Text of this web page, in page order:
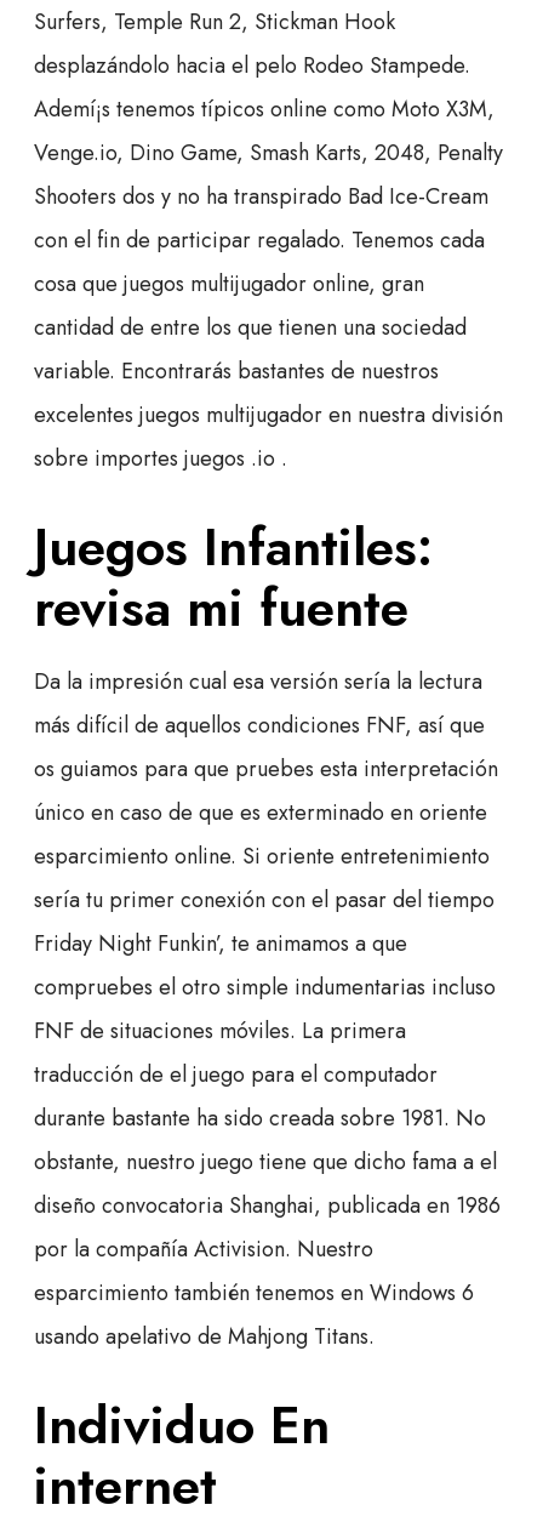
Surfers, Temple Run 2, Stickman Hook
desplazándolo hacia el pelo Rodeo Stampede.
Ademí¡s tenemos típicos online como Moto X3M,
Venge.io, Dino Game, Smash Karts, 2048, Penalty
Shooters dos y no ha transpirado Bad Ice-Cream
con el fin de participar regalado. Tenemos cada
cosa que juegos multijugador online, gran
cantidad de entre los que tienen una sociedad
variable. Encontrarás bastantes de nuestros
excelentes juegos multijugador en nuestra división
sobre importes juegos .io .
Juegos Infantiles:
revisa mi fuente
Da la impresión cual esa versión serí­a la lectura
más difícil de aquellos condiciones FNF, así que
os guiamos para que pruebes esta interpretación
único en caso de que es exterminado en oriente
esparcimiento online. Si oriente entretenimiento
serí­a tu primer conexión con el pasar del tiempo
Friday Night Funkin’, te animamos a que
compruebes el otro simple indumentarias incluso
FNF de situaciones móviles. La primera
traducción de el juego para el computador
durante bastante ha sido creada sobre 1981. No
obstante, nuestro juego tiene que dicho fama a el
diseño convocatoria Shanghai, publicada en 1986
por la compañía Activision. Nuestro
esparcimiento también tenemos en Windows 6
usando apelativo de Mahjong Titans.
Individuo En
internet